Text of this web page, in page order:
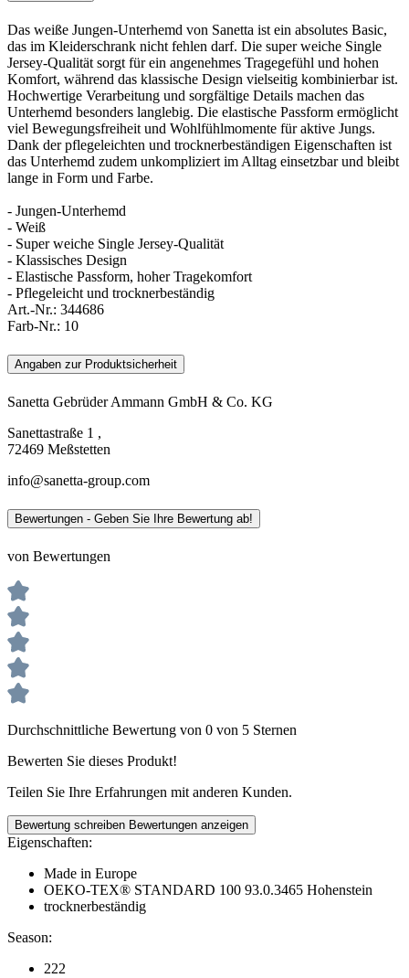
Das weiße Jungen-Unterhemd von Sanetta ist ein absolutes Basic,
das im Kleiderschrank nicht fehlen darf. Die super weiche Single
Jersey-Qualität sorgt für ein angenehmes Tragegefühl und hohen
Komfort, während das klassische Design vielseitig kombinierbar ist.
Hochwertige Verarbeitung und sorgfältige Details machen das
Unterhemd besonders langlebig. Die elastische Passform ermöglicht
viel Bewegungsfreiheit und Wohlfühlmomente für aktive Jungs.
Dank der pflegeleichten und trocknerbeständigen Eigenschaften ist
das Unterhemd zudem unkompliziert im Alltag einsetzbar und bleibt
lange in Form und Farbe.
- Jungen-Unterhemd
- Weiß
- Super weiche Single Jersey-Qualität
- Klassisches Design
- Elastische Passform, hoher Tragekomfort
- Pflegeleicht und trocknerbeständig
Art.-Nr.: 344686
Farb-Nr.: 10
Angaben zur Produktsicherheit
Sanetta Gebrüder Ammann GmbH & Co. KG
Sanettastraße 1 ,
72469 Meßstetten
info@sanetta-group.com
Bewertungen - Geben Sie Ihre Bewertung ab!
von Bewertungen
Durchschnittliche Bewertung von 0 von 5 Sternen
Bewerten Sie dieses Produkt!
Teilen Sie Ihre Erfahrungen mit anderen Kunden.
Bewertung schreiben Bewertungen anzeigen
Eigenschaften:
Made in Europe
OEKO-TEX® STANDARD 100 93.0.3465 Hohenstein
trocknerbeständig
Season:
222